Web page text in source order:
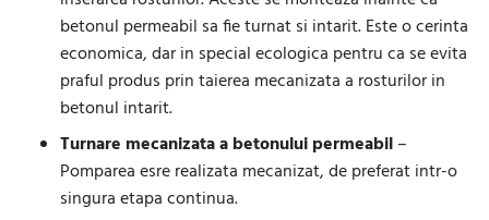
betonul permeabil sa fie turnat si intarit. Este o cerinta
economica, dar in special ecologica pentru ca se evita
praful produs prin taierea mecanizata a rosturilor in
betonul intarit.
Turnare mecanizata a betonului permeabil–
Pomparea esre realizata mecanizat, de preferat intr-o
singura etapa continua.